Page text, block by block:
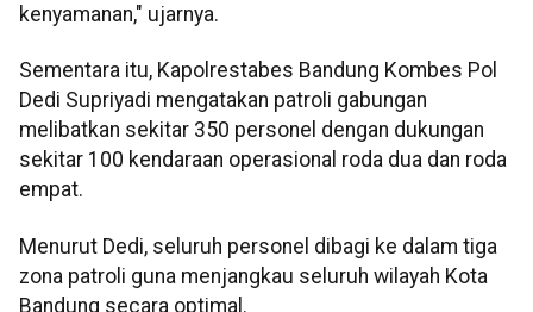
kenyamanan," ujarnya.
Sementara itu, Kapolrestabes Bandung Kombes Pol
Dedi Supriyadi mengatakan patroli gabungan
melibatkan sekitar 350 personel dengan dukungan
sekitar 100 kendaraan operasional roda dua dan roda
empat.
Menurut Dedi, seluruh personel dibagi ke dalam tiga
zona patroli guna menjangkau seluruh wilayah Kota
Bandung secara optimal.